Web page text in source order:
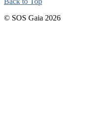
© SOS Gaia 2026